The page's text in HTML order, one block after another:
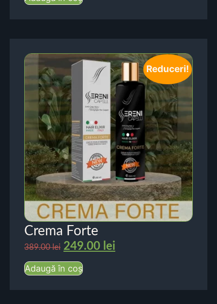
Reduceri!
Crema Forte
389.00lei 249.00 lei
Adaugă în coș